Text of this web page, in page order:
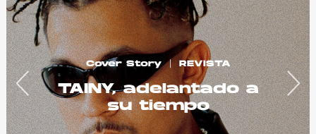
REVISTA TV
REVISTA UMOnext
GRIFF, el futuro del
Pop